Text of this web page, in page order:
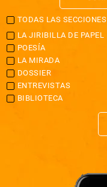
TODAS LAS SECCIONES
LA JIRIBILLA DE PAPEL
POESÍA
LA MIRADA
DOSSIER
ENTREVISTAS
BIBLIOTECA